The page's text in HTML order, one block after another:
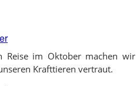
Reise im Oktober machen wir
Krafttieren vertraut.